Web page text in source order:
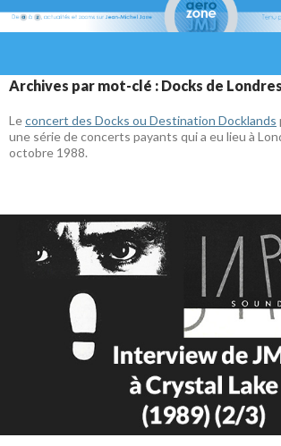
AU
Archives par mot-clé : Docks de Londres
Leconcert des Docks ou Destination Docklands
une série de concerts payants qui a eu lieu à
octobre 1988.